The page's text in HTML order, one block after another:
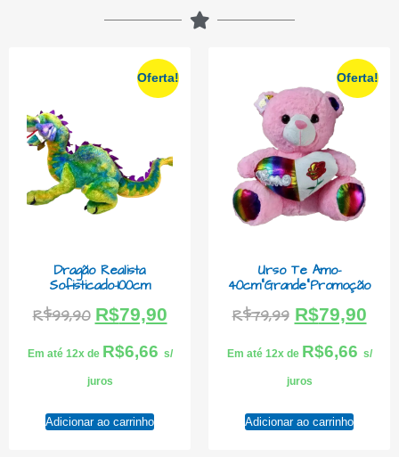
Oferta!
Dragão Realista
Sofisticado-100cm
R$99,90 R$79,90
Em até 12x de R$6,66 s/
juros
Adicionar ao carrinho
Oferta!
Urso Te Amo-
40cm”Grande”Promoção
R$79,99 R$79,90
Em até 12x de R$6,66 s/
juros
Adicionar ao carrinho